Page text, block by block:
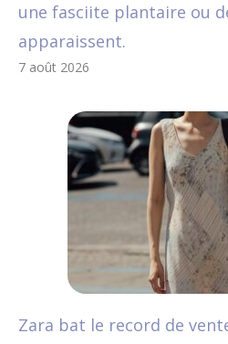
une fasciite plantaire ou
apparaissent.
7 août 2026
Zara bat le record de